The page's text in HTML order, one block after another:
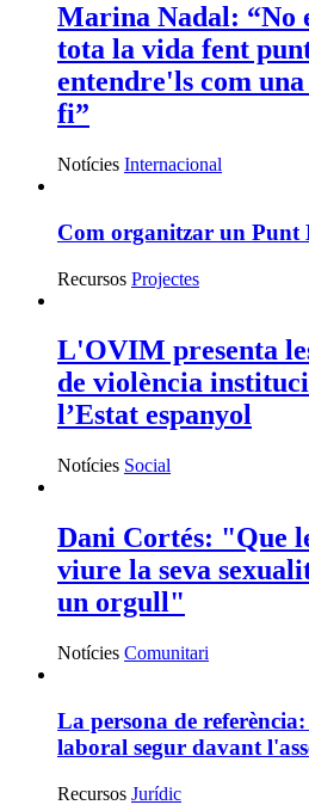
Marina Nadal: “No
tota la vida fent
entendre'ls com
fi”
Notícies Internacional
Com organitzar un Punt
Recursos Projectes
L'OVIM presenta
de violència
l’Estat espanyol
Notícies Social
Dani Cortés: "Que
viure la seva
un orgull"
Notícies Comunitari
La persona de
laboral segur davant
Recursos Jurídic